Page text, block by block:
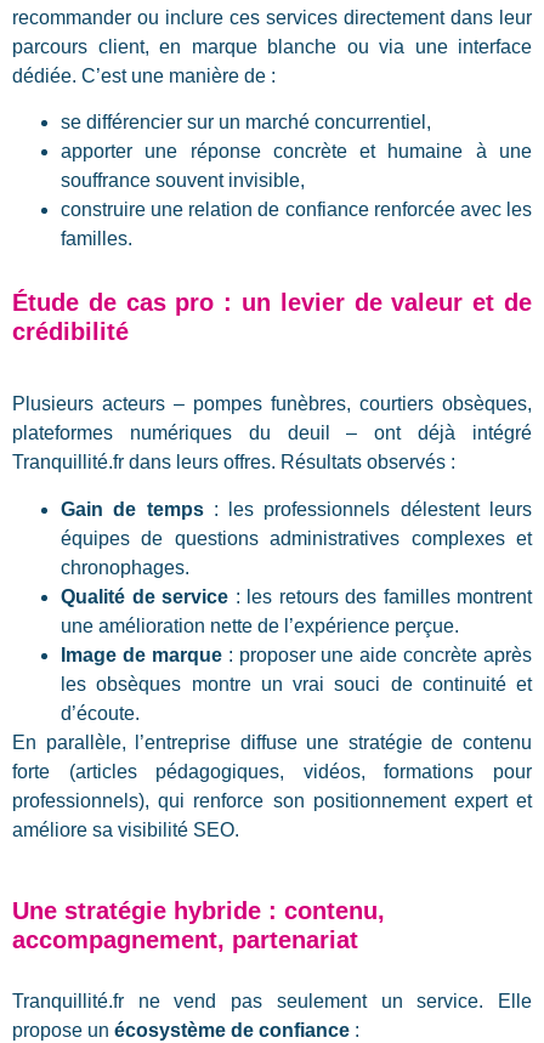
recommander ou inclure ces services directement dans leur
parcours client, en marque blanche ou via une interface
dédiée. C’est une manière de :
se différencier sur un marché concurrentiel,
apporter une réponse concrète et humaine à une
souffrance souvent invisible,
construire une relation de confiance renforcée avec les
familles.
Étude de cas pro : un levier de valeur et de
crédibilité
Plusieurs acteurs – pompes funèbres, courtiers obsèques,
plateformes numériques du deuil – ont déjà intégré
Tranquillité.fr dans leurs offres. Résultats observés :
Gain de temps: les professionnels délestent leurs
équipes de questions administratives complexes et
chronophages.
Qualité de service : les retours des familles montrent
une amélioration nette de l’expérience perçue.
Image de marque: proposer une aide concrète après
les obsèques montre un vrai souci de continuité et
d’écoute.
En parallèle, l’entreprise diffuse une stratégie de contenu
forte (articles pédagogiques, vidéos, formations pour
professionnels), qui renforce son positionnement expert et
améliore sa visibilité SEO.
Une stratégie hybride : contenu,
accompagnement, partenariat
Tranquillité.fr ne vend pas seulement un service. Elle
propose un écosystème de confiance :